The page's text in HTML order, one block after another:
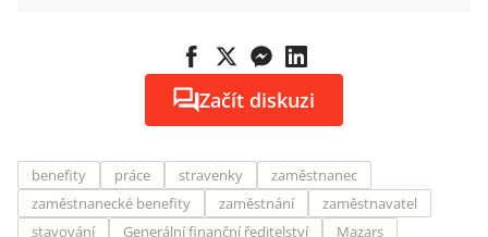
Začít diskuzi
benefity práce stravenky
zaměstnanec
zaměstnanecké benefity
zaměstnání
zaměstnavatel
stavování
Generální finanční ředitelství
Mazars